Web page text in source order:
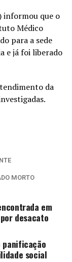
informou que o
Médico
para a sede
e já foi liberado
da
MORTO
em
desacato
panificação
social